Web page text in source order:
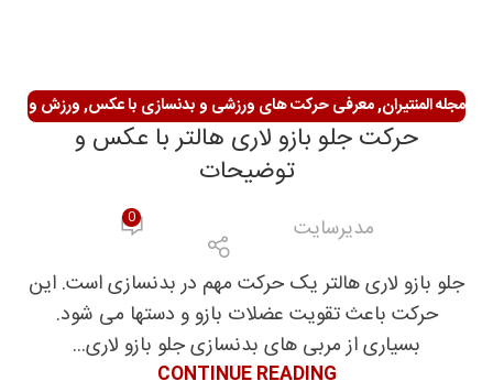
مجله المنتیران,معرفی حرکت های ورزشی و بدنسازی با عکس,ورزش و
سلامتی
حرکت جلو بازو لاری هالتر با عکس و
توضیحات
مدیرسایت 0
جلو بازو لاری هالتر یک حرکت مهم در بدنسازی است. این
حرکت باعث تقویت عضلات بازو و دستها می شود.
بسیاری از مربی های بدنسازی جلو بازو لاری...
CONTINUE READING